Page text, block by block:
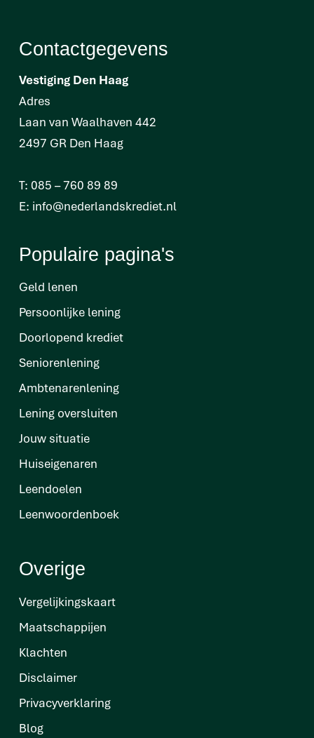
Contactgegevens
Vestiging Den Haag
Adres
Laan van Waalhaven 442
2497 GR Den Haag
T: 085 – 760 89 89
E: info@nederlandskrediet.nl
Populaire pagina's
Geld lenen
Persoonlijke lening
Doorlopend krediet
Seniorenlening
Ambtenarenlening
Lening oversluiten
Jouw situatie
Huiseigenaren
Leendoelen
Leenwoordenboek
Overige
Vergelijkingskaart
Maatschappijen
Klachten
Disclaimer
Privacyverklaring
Blog